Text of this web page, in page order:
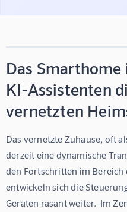
Das
KI-Assistenten
vernetzten
Das vernetzte Zuhause, oft
derzeit eine dynamische
den Fortschritten im
entwickeln sich die
Geräten rasant weiter.  Im